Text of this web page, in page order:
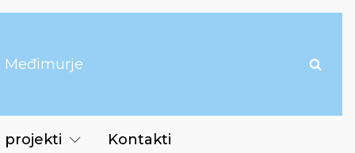
Međimurje
projekti Kontakti